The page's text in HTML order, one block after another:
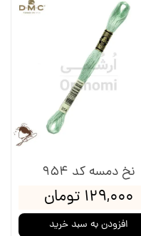
نخ دمسه کد 954
۱۲۹,۰۰۰ تومان
افزودن به سبد خرید